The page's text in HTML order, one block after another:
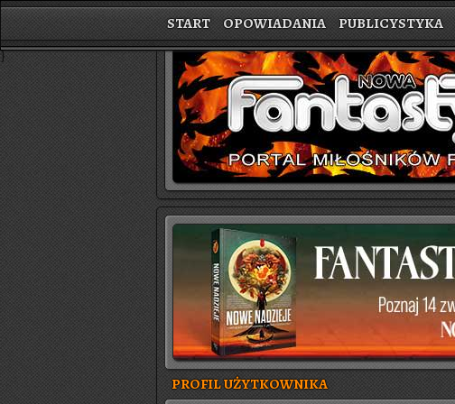
START OPOWIADANIA PUBLICYSTYKA
}
PROFIL UŻYTKOWNIKA